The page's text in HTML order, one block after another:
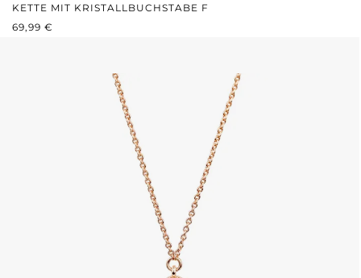
KETTE MIT KRISTALLBUCHSTABE F
REGULÄRER PREIS:
69,99 €